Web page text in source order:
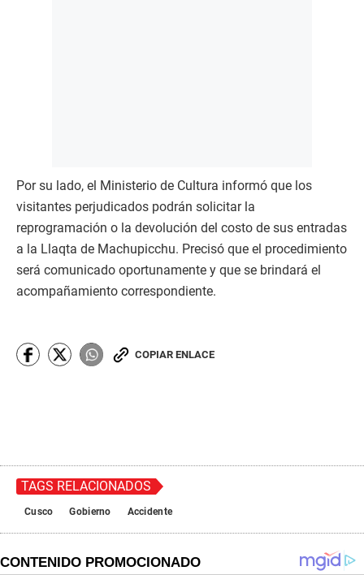
Por su lado, el Ministerio de Cultura informó que los
visitantes perjudicados podrán solicitar la
reprogramación o la devolución del costo de sus entradas
a la Llaqta de Machupicchu. Precisó que el procedimiento
será comunicado oportunamente y que se brindará el
acompañamiento correspondiente.
COPIAR ENLACE
TAGS RELACIONADOS
Cusco Gobierno Accidente